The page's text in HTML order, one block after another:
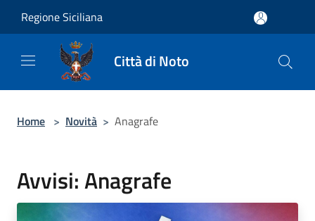
Regione Siciliana
Città di Noto
Home > Novità > Anagrafe
Avvisi: Anagrafe